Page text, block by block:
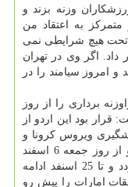
وزنه بزند و
به اعتقاد من
تحت هیچ شرایطی نمی
داد. اگر وی در تهران
امروز سیامند را در
برداری را از روز
قرار بود این اردو از
ویروس كرونا و
ضدعفونی كردن فدراسیون به تعویق افتاد و از روز جمعه 6 اسفند
اردوی وزنه برداران باردیگر برگزار می گردد و تا 25 اسنفد ادامه
امارات را پیش رو